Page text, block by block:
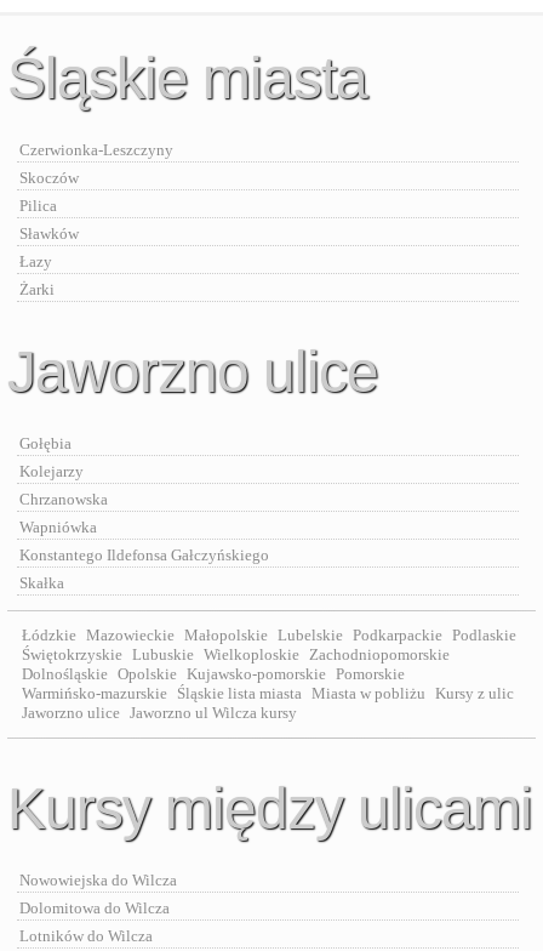
Śląskie miasta
Czerwionka-Leszczyny
Skoczów
Pilica
Sławków
Łazy
Żarki
Jaworzno ulice
Gołębia
Kolejarzy
Chrzanowska
Wapniówka
Konstantego Ildefonsa Gałczyńskiego
Skałka
Łódzkie Mazowieckie Małopolskie Lubelskie Podkarpackie Podlaskie
Świętokrzyskie Lubuskie Wielkoploskie Zachodniopomorskie
Dolnośląskie Opolskie Kujawsko-pomorskie Pomorskie
Warmińsko-mazurskie Śląskie lista miasta Miasta w pobliżu Kursy z ulic
Jaworzno ulice Jaworzno ul Wilcza kursy
Kursy między ulicami
Nowowiejska do Wilcza
Dolomitowa do Wilcza
Lotników do Wilcza